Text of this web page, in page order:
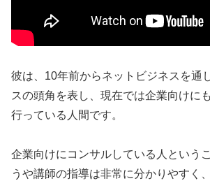
彼は、10年前からネットビジネスを通
スの頭角を表し、現在では企業向けに
行っている人間です。
企業向けにコンサルしている人という
うや講師の指導は非常に分かりやすく